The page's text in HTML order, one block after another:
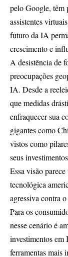
pelo Google, têm
assistentes
futuro da IA
crescimento e
A desistência de
preocupações
IA. Desde a
que medidas
enfraquecer sua
gigantes como
vistos como
seus
Essa visão
tecnológica
agressiva contra
Para os
nesse cenário é
investimentos em
ferramentas mais